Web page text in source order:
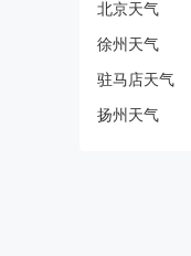
北京天气
徐州天气
驻马店天气
扬州天气